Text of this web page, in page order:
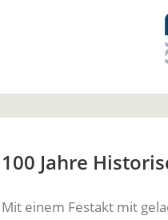
100 Jahre
Mit einem Festakt mit